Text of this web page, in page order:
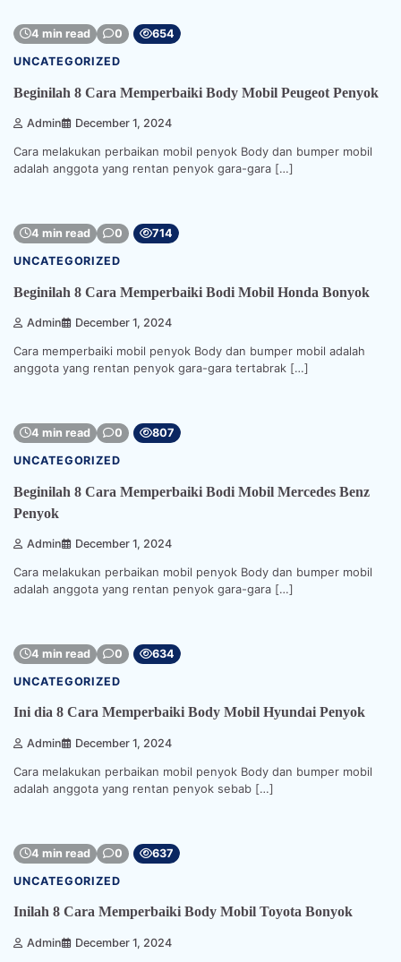
4 min read 0 654
UNCATEGORIZED
Beginilah 8 Cara Memperbaiki Body Mobil Peugeot Penyok
Admin December 1, 2024
Cara melakukan perbaikan mobil penyok Body dan bumper mobil
adalah anggota yang rentan penyok gara-gara […]
4 min read 0 714
UNCATEGORIZED
Beginilah 8 Cara Memperbaiki Bodi Mobil Honda Bonyok
Admin December 1, 2024
Cara memperbaiki mobil penyok Body dan bumper mobil adalah
anggota yang rentan penyok gara-gara tertabrak […]
4 min read 0 807
UNCATEGORIZED
Beginilah 8 Cara Memperbaiki Bodi Mobil Mercedes Benz
Penyok
Admin December 1, 2024
Cara melakukan perbaikan mobil penyok Body dan bumper mobil
adalah anggota yang rentan penyok gara-gara […]
4 min read 0 634
UNCATEGORIZED
Ini dia 8 Cara Memperbaiki Body Mobil Hyundai Penyok
Admin December 1, 2024
Cara melakukan perbaikan mobil penyok Body dan bumper mobil
adalah anggota yang rentan penyok sebab […]
4 min read 0 637
UNCATEGORIZED
Inilah 8 Cara Memperbaiki Body Mobil Toyota Bonyok
Admin December 1, 2024